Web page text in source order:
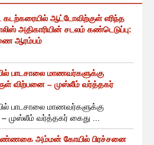
ஆட்டோவிற்குள் எரிந்த
அதிகாரியின் சடலம் கண்டெடுப்பு:
ஆரம்பம்
பாடசாலை மாணவர்களுக்கு
விற்பனை – முஸ்லீம் வர்த்தகர்
பாடசாலை மாணவர்களுக்கு
முஸ்லீம் வர்த்தகர் கைது ...
கண்ணகை அம்மன் கோயில் பிரச்சனை